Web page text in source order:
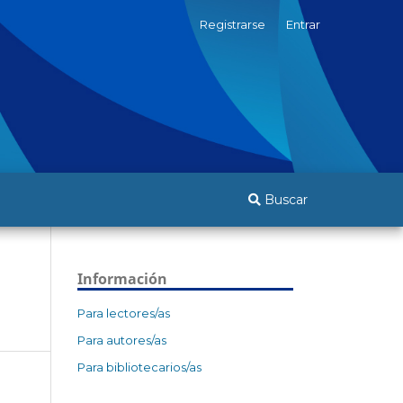
Buscar
Registrarse Entrar
Información
Para lectores/as
Para autores/as
Para bibliotecarios/as